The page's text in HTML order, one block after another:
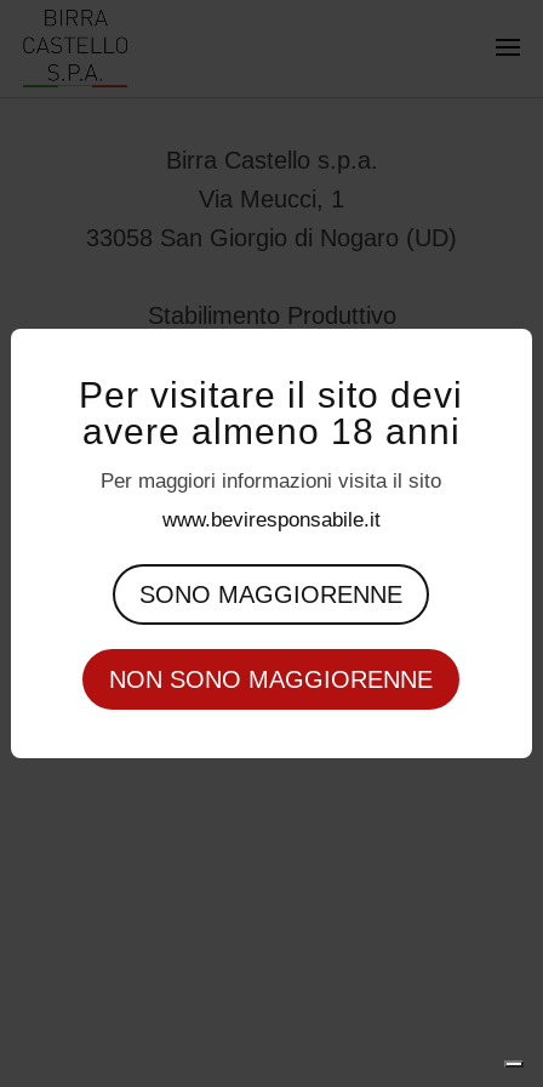
Birra Castello s.p.a.
Via Meucci, 1
33058 San Giorgio di Nogaro (UD)
Stabilimento Produttivo
32034 – Pedavena (BL)
servizioconsumatori@birracastello.it
Seguici su
P.I. 01994920302
Per visitare il sito devi
avere almeno 18 anni
Per maggiori informazioni visita il sito
www.beviresponsabile.it
SONO MAGGIORENNE
NON SONO MAGGIORENNE